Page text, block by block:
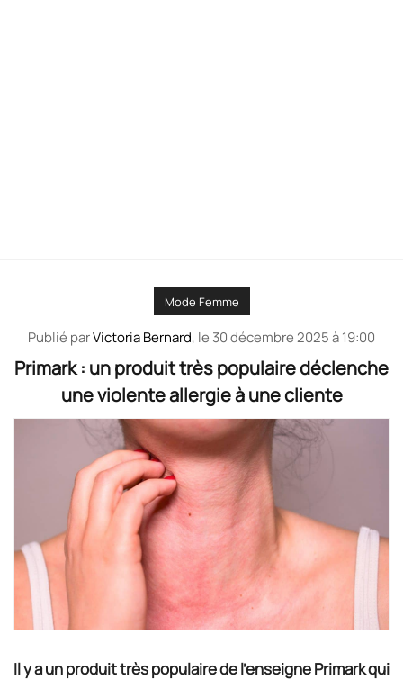
Mode Femme
Publié parVictoria Bernard, le 30 décembre 2025 à 19:00
Primark : un produit très populaire déclenche
une violente allergie à une cliente
Il y a un produit très populaire de l'enseigne Primark qui